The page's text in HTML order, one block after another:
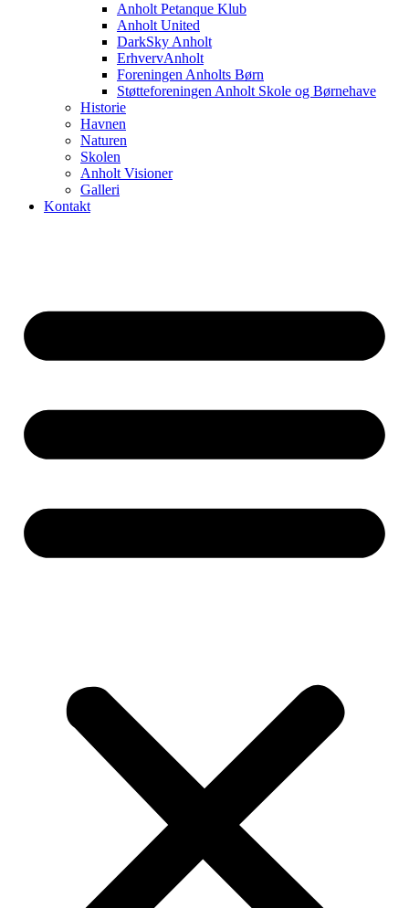
Anholt Petanque Klub
Anholt United
DarkSky Anholt
ErhvervAnholt
Foreningen Anholts Børn
Støtteforeningen Anholt Skole og Børnehave
Historie
Havnen
Naturen
Skolen
Anholt Visioner
Galleri
Kontakt